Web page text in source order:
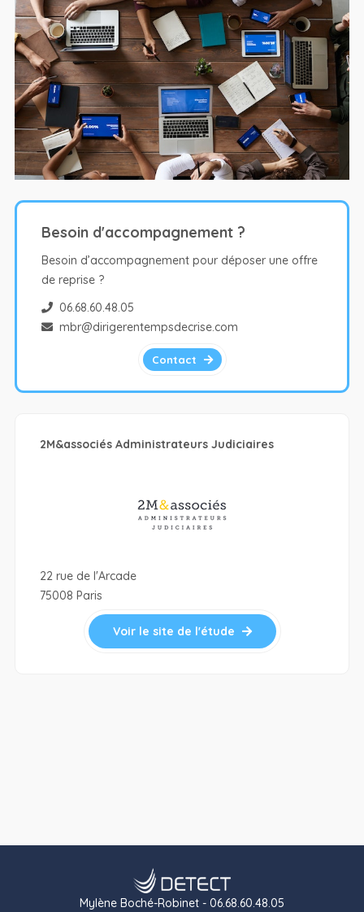
Besoin d'accompagnement ?
Besoin d’accompagnement pour déposer une offre
de reprise ?
06.68.60.48.05
mbr@dirigerentempsdecrise.com
Contact
2M&associés Administrateurs Judiciaires
22 rue de l'Arcade
75008 Paris
Voir le site de l'étude
Mylène Boché-Robinet - 06.68.60.48.05